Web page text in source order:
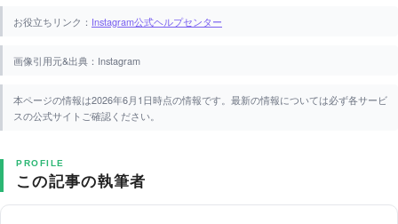
お役立ちリンク： Instagram公式ヘルプセンター
画像引用元&出典：Instagram
本ページの情報は2026年6月1日時点の情報です。最新の情報については必ず各サービ
スの公式サイトご確認ください。
PROFILE
この記事の執筆者